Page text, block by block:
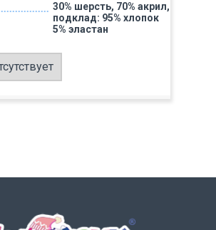
30% шерсть, 70% акрил,
подклад: 95% хлопок
5% эластан